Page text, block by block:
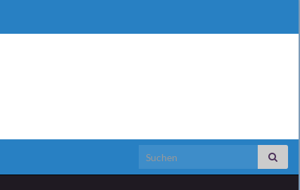
Search for: